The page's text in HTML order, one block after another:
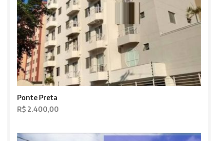
Ponte Preta
R$ 2.400,00